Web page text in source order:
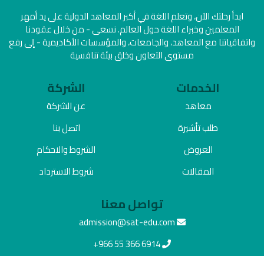
ابدأ رحلتك الآن، وتعلم اللغة في أكبر المعاهد الدولية على يد أمهر
المعلمين وخبراء اللغة حول العالم. نسعى - من خلال عقودنا
واتفاقياتنا مع المعاهد، والجامعات، والمؤسسات الأكاديمية - إلى رفع
مستوى التعاون وخلق بيئة تنافسية
الخدمات
معاهد
طلب تأشيرة
العروض
المقالات
الشركة
عن الشركة
اتصل بنا
الشروط والاحكام
شروط الاسترداد
تواصل معنا
admission@sat-edu.com
+966 55 366 6914